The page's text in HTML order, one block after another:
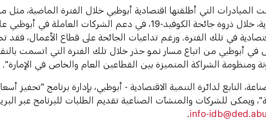
التي أطلقتها اقتصادية أبوظبي خلال الفترة الماضية، مثل
استرداد القيمة الإيجارية، خلال ذروة جائحة الكوفيد-19، في دعم الشركات العاملة في
في تلك الفترة. ورغم تداعيات الجائحة على قطاع الأعمال، فقد
في أبوظبي من اتباع مسار نمو حذر خلال تلك الفترة التي اتسمت
ومنظومة الشراكة المتميزة بين القطاعين العام والخاص في الإمارة".
التابع لدائرة التنمية الاقتصادية - أبوظبي، بإدارة برنامج "تحفيز
ويمكن للشركات والمنشآت الصناعية تقديم الطلبات للبرنامج عبر
info-
.